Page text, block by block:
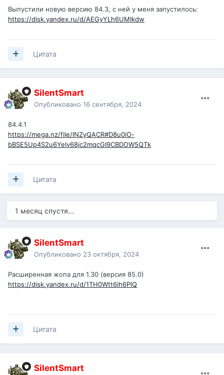
Выпустили новую версию 84.3, с ней у меня запустилось:
https://disk.yandex.ru/d/AEGyYLh6UMlkdw
Цитата
SilentSmart
Опубликовано 16 сентября, 2024
84.4.1
https://mega.nz/file/lNZyQACR#D8u0iO-
bBSE5Up4S2u6Yelv68jc2mqcGI9CBDOW5QTk
Цитата
1 месяц спустя...
SilentSmart
Опубликовано 23 октября, 2024
Расширенная жопа для 1.30 (версия 85.0)
https://disk.yandex.ru/d/1TH0Wtt6ih6PlQ
Цитата
SilentSmart